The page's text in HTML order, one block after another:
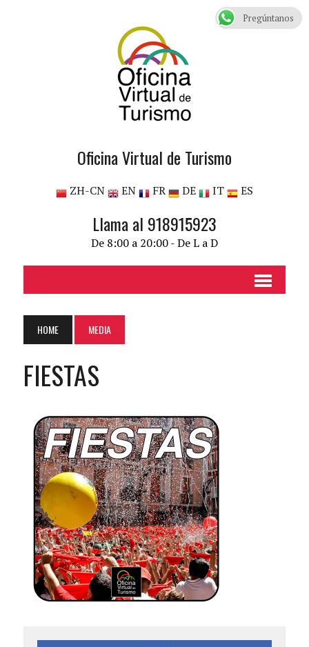
Oficina Virtual de Turismo
ZH-CN EN FR DE IT ES
Llama al 918915923
De 8:00 a 20:00 - De L a D
HOME MEDIA
FIESTAS
Pregúntanos